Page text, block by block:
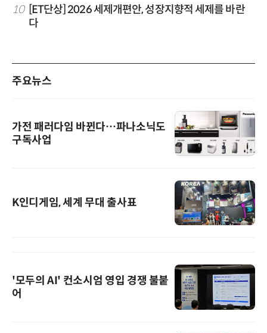
10
[ET단상] 2026 세제개편안, 성장지향적 세제를 바란
다
주요뉴스
가전 패러다임 바뀐다…파나소닉도
구독사업
K인디게임, 세계 무대 출사표
'모두의 AI' 컨소시엄 영입 경쟁 불붙
어